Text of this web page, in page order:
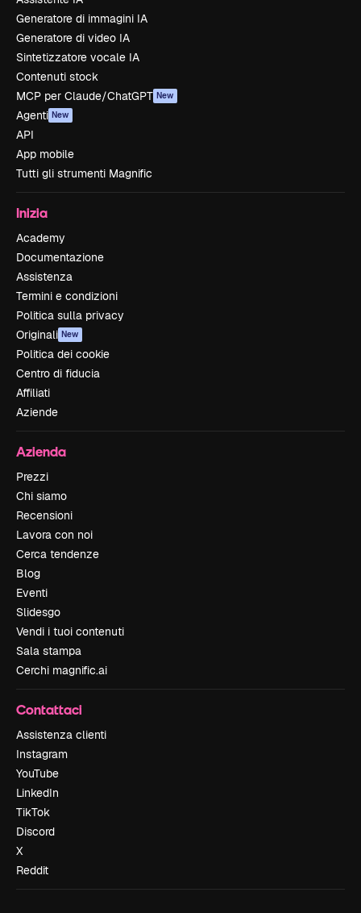
Generatore di immagini IA
Generatore di video IA
Sintetizzatore vocale IA
Contenuti stock
MCP per Claude/ChatGPT New
Agenti New
API
App mobile
Tutti gli strumenti Magnific
Inizia
Academy
Documentazione
Assistenza
Termini e condizioni
Politica sulla privacy
Originali New
Politica dei cookie
Centro di fiducia
Affiliati
Aziende
Azienda
Prezzi
Chi siamo
Recensioni
Lavora con noi
Cerca tendenze
Blog
Eventi
Slidesgo
Vendi i tuoi contenuti
Sala stampa
Cerchi magnific.ai
Contattaci
Assistenza clienti
Instagram
YouTube
LinkedIn
TikTok
Discord
X
Reddit